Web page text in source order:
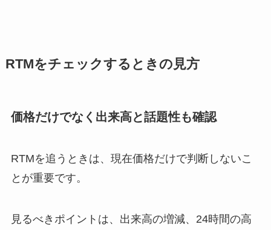
RTMをチェックするときの見方
価格だけでなく出来高と話題性も確認
RTMを追うときは、現在価格だけで判断しないこ
とが重要です。
見るべきポイントは、出来高の増減、24時間の高